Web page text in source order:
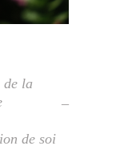
de la
de soi